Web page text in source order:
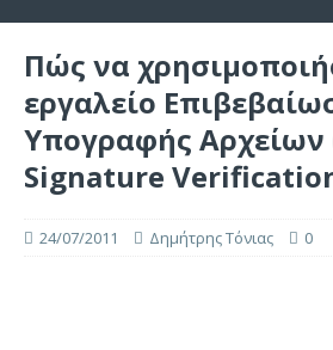
Πώς να
εργαλείο
Υπογραφής Αρχείων
Signature
24/07/2011 Δημήτρης Τόνιας 0